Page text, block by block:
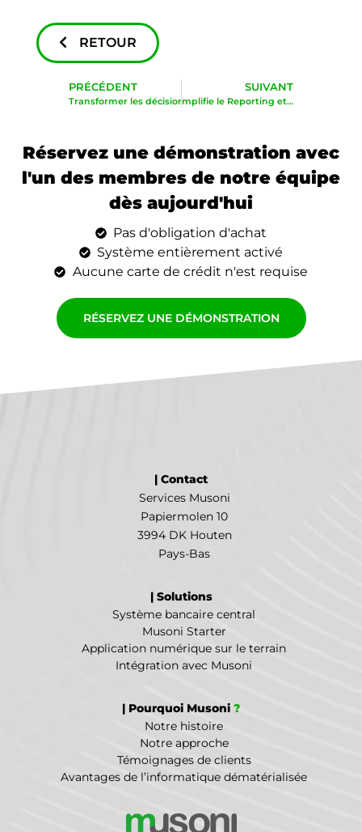
RETOUR
SUIVANT
CEVI Simplifie le Reporting et la Transparence avec les API de Musoni
PRÉCÉDENT
Transformer les décisions de crédit IT4Life lance une solution d’analyse de données avancée en partenariat avec Musoni System
Réservez une démonstration avec
l'un des membres de notre équipe
dès aujourd'hui
Pas d'obligation d'achat
Système entièrement activé
Aucune carte de crédit n'est requise
RÉSERVEZ UNE DÉMONSTRATION
| Contact
Services Musoni
Papiermolen 10
3994 DK Houten
Pays-Bas
| Solutions
Système bancaire central
Musoni Starter
Application numérique sur le terrain
Intégration avec Musoni
| Pourquoi Musoni ?
Notre histoire
Notre approche
Témoignages de clients
Avantages de l’informatique dématérialisée